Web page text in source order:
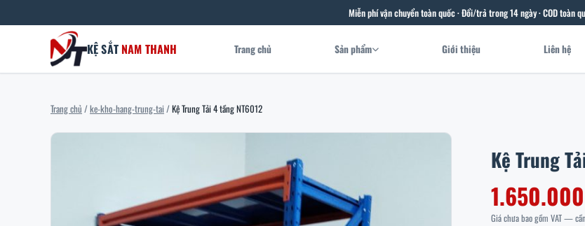
Miễn phí vận chuyển toàn quốc · Đổi/trả trong 14 ngày · COD toàn
KỆ SẮT NAM THANH Trang chủ Sản phẩm Giới thiệu Liên hệ
Trang chủ /ke-kho-hang-trung-tai/Kệ Trung Tải 4 tầng NT6012
Kệ Trung
Giá chưa bao gồm VAT —